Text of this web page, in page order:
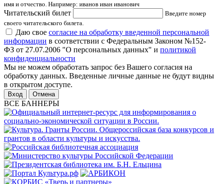
имя и отчество. Например: иванов иван иванович
Читательский билет
Введите номер
своего читательского билета.
Даю свое согласие на обработку введенной персональной
информации в соответствии с Федеральным Законом №152-
ФЗ от 27.07.2006 "О персональных данных" и политикой
конфиденциальности
Мы не можем обработать запрос без Вашего согласия на
обработку данных. Введенные личные данные не будут видны
в открытом доступе.
Отмена
ВСЕ БАННЕРЫ